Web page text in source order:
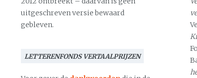
uitgeschreven versie bewaard
gebleven.
LETTERENFONDS VERTAALPRIJZEN